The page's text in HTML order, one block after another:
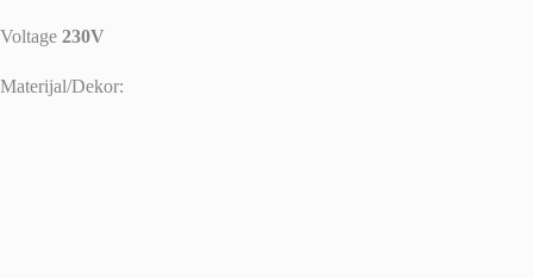
Voltage 230V
Materijal/Dekor: